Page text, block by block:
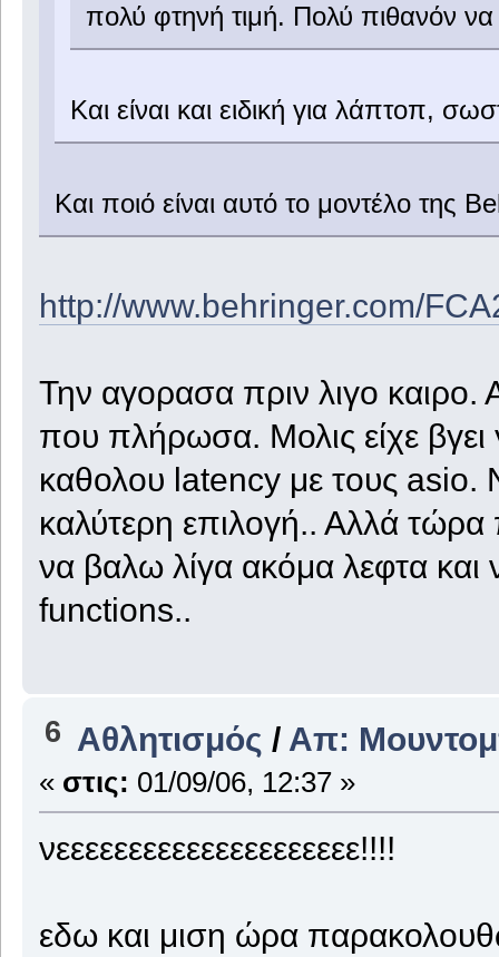
πολύ φτηνή τιμή. Πολύ πιθανόν
Και είναι και ειδική για λάπτοπ,
Και ποιό είναι αυτό το μοντέλο της
http://www.behringer.com/
Την αγορασα πριν λιγο καιρο.
που πλήρωσα. Μολις είχε βγει
καθολου latency με τους asio.
καλύτερη επιλογή.. Αλλά
να βαλω λίγα ακόμα λεφτα
functions..
6 Αθλητισμός / Απ:
« στις: 01/09/06, 12:37 »
νεεεεεεεεεεεεεεεεεεεεε!!!!
εδω και μιση ώρα